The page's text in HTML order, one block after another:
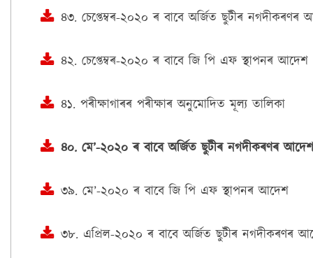
৪৩. চেপ্তেম্বৰ-২০২০ ৰ বাবে অৰ্জিত ছুটীৰ নগদীকৰণৰ
৪২. চেপ্তেম্বৰ-২০২০ ৰ বাবে জি পি এফ স্থাপনৰ আদেশ
৪১. পৰীক্ষাগাৰৰ পৰীক্ষাৰ অনুমোদিত মূল্য তালিকা
৪০. মে’-২০২০ ৰ বাবে অৰ্জিত ছুটীৰ নগদীকৰণৰ আদেশ
৩৯. মে’-২০২০ ৰ বাবে জি পি এফ স্থাপনৰ আদেশ
৩৮. এপ্ৰিল-২০২০ ৰ বাবে অৰ্জিত ছুটীৰ নগদীকৰণৰ